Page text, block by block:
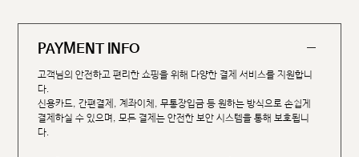
PAYMENT INFO
고객님의 안전하고 편리한 쇼핑을 위해 다양한 결제 서비스를 지원합니
다.
신용카드, 간편결제, 계좌이체, 무통장입금 등 원하는 방식으로 손쉽게
결제하실 수 있으며, 모든 결제는 안전한 보안 시스템을 통해 보호됩니
다.